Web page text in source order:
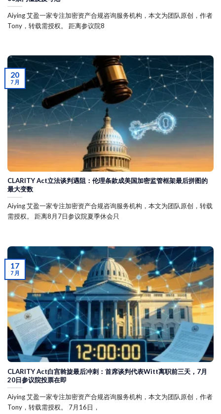
Aiying 艾盈一家专注加密资产合规咨询服务机构，本文为团队原创，作者
Tony，转载需授权。 距离参议院8
CLARITY Act立法谈判遇阻：伦理条款成美国加密监管框架最后拼图的
最大变数
Aiying 艾盈一家专注加密资产合规咨询服务机构，本文为团队原创，转载
需授权。 距离8月7日参议院夏季休会只
20
7 月
CLARITY Act白宫斡旋最后冲刺：首席谈判代表Witt离职前三天，7月
20日参议院投票在即
Aiying 艾盈一家专注加密资产合规咨询服务机构，本文为团队原创，作者
Tony，转载需授权。 7月16日，
17
7 月